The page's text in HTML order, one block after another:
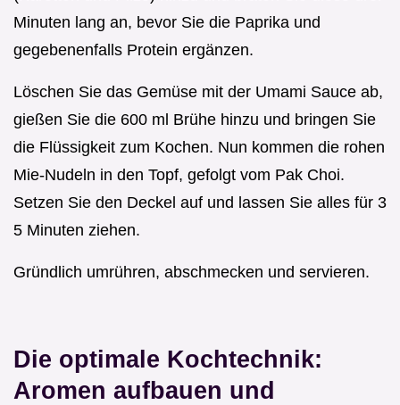
Minuten lang an, bevor Sie die Paprika und
gegebenenfalls Protein ergänzen.
Löschen Sie das Gemüse mit der Umami Sauce ab,
gießen Sie die 600 ml Brühe hinzu und bringen Sie
die Flüssigkeit zum Kochen. Nun kommen die rohen
Mie-Nudeln in den Topf, gefolgt vom Pak Choi.
Setzen Sie den Deckel auf und lassen Sie alles für 3
5 Minuten ziehen.
Gründlich umrühren, abschmecken und servieren.
Die optimale Kochtechnik:
Aromen aufbauen und